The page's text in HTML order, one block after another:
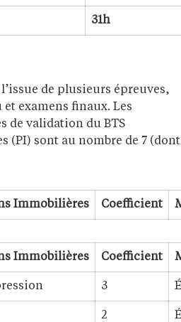
31h
de plusieurs épreuves,
examens finaux. Les
de validation du BTS
(PI) sont au nombre de 7 (dont
Immobilières Coefficient
Immobilières Coefficient
3
2